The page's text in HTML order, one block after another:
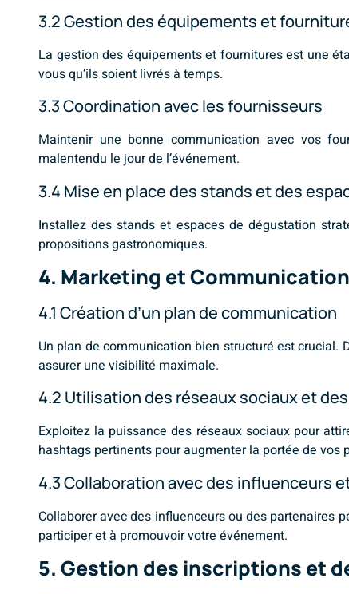
3.2 Gestion des équipements et
La gestion des équipements et fournitures est une
vous qu’ils soient livrés à temps.
3.3 Coordination avec les fournisseurs
Maintenir une bonne communication avec vos
malentendu le jour de l’événement.
3.4 Mise en place des stands et des
Installez des stands et espaces de dégustation
propositions gastronomiques.
4. Marketing et Communication
4.1 Création d’un plan de communication
Un plan de communication bien structuré est
assurer une visibilité maximale.
4.2 Utilisation des réseaux sociaux et
Exploitez la puissance des réseaux sociaux pour
hashtags pertinents pour augmenter la portée de vos
4.3 Collaboration avec des influenceurs
Collaborer avec des influenceurs ou des partenaires
participer et à promouvoir votre événement.
5. Gestion des inscriptions et